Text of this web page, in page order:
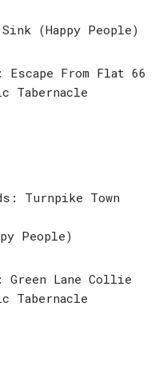
(Happy People)
Escape From Flat 66
Tabernacle
Turnpike Town
People)
Green Lane Collie
Tabernacle